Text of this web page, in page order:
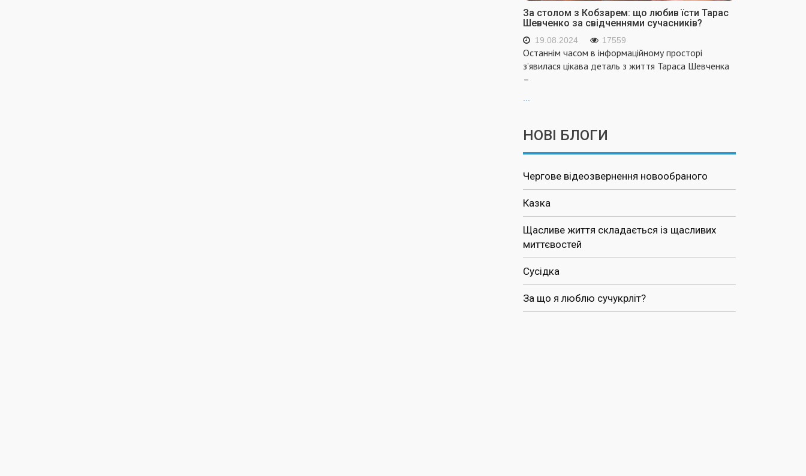
За столом з Кобзарем: що любив їсти Тарас
Шевченко за свідченнями сучасників?
19.08.2024 17559
Останнім часом в інформаційному просторі
з’явилася цікава деталь з життя Тараса Шевченка
–
...
НОВІ БЛОГИ
Чергове відеозвернення новообраного
Казка
Щасливе життя складається із щасливих
миттєвостей
Сусідка
За що я люблю сучукрліт?